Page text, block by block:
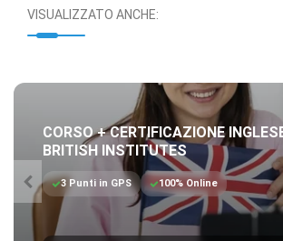
VISUALIZZATO ANCHE:
CORSO + CERTIFICAZIONE
BRITISH INSTITUTES
3 Punti in GPS 100% Online